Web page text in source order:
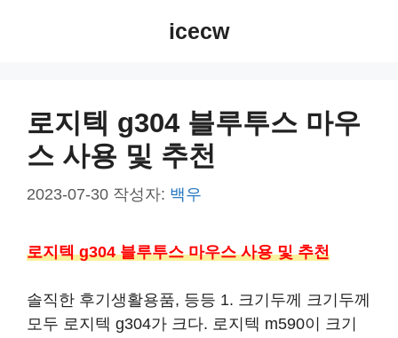
icecw
로지텍 g304 블루투스 마우
스 사용 및 추천
2023-07-30 작성자: 백우
로지텍 g304 블루투스 마우스 사용 및 추천
솔직한 후기생활용품, 등등 1. 크기두께 크기두께
모두 로지텍 g304가 크다. 로지텍 m590이 크기